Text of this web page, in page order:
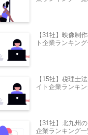
【31社】映像制
ト企業ランキン
【15社】税理士
イト企業ランキ
【31社】北九州
企業ランキング一